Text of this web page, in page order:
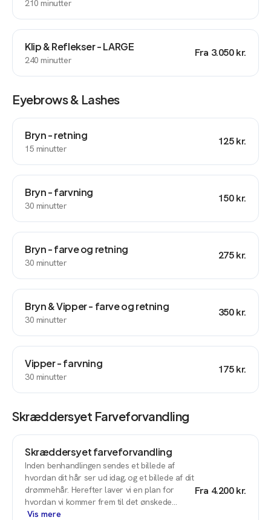
210 minutter
Klip & Reflekser - LARGE
240 minutter
Fra 3.050 kr.
Eyebrows & Lashes
Bryn - retning
15 minutter
125 kr.
Bryn - farvning
30 minutter
150 kr.
Bryn - farve og retning
30 minutter
275 kr.
Bryn & Vipper - farve og retning
30 minutter
350 kr.
Vipper - farvning
30 minutter
175 kr.
Skræddersyet Farveforvandling
Skræddersyet farveforvandling
Inden benhandlingen sendes et billede af
hvordan dit hår ser ud idag, og et billede af dit
drømmehår. Herefter laver vi en plan for
hvordan vi kommer frem til det ønskede…
Vis mere
Fra 4.200 kr.